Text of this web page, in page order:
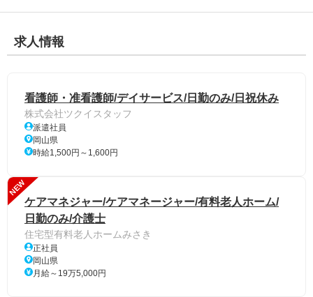
求人情報
看護師・准看護師/デイサービス/日勤のみ/日祝休み
株式会社ツクイスタッフ
派遣社員
岡山県
時給1,500円～1,600円
NEW
ケアマネジャー/ケアマネージャー/有料老人ホーム/
日勤のみ/介護士
住宅型有料老人ホームみさき
正社員
岡山県
月給～19万5,000円